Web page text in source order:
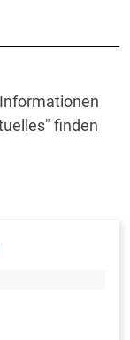
finden